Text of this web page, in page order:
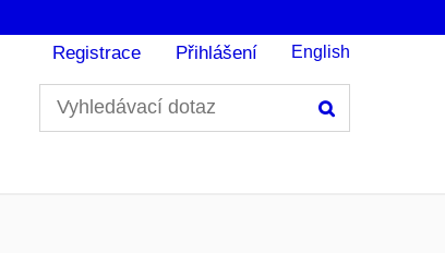
Registrace Přihlášení English